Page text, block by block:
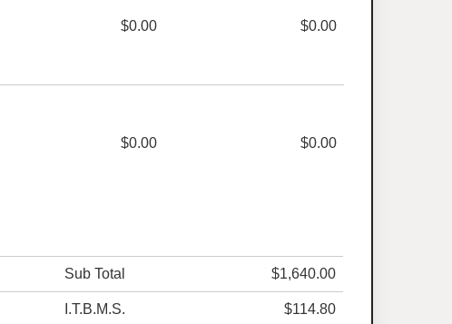
$0.00 $0.00
$0.00 $0.00
Sub Total $1,640.00
I.T.B.M.S. $114.80